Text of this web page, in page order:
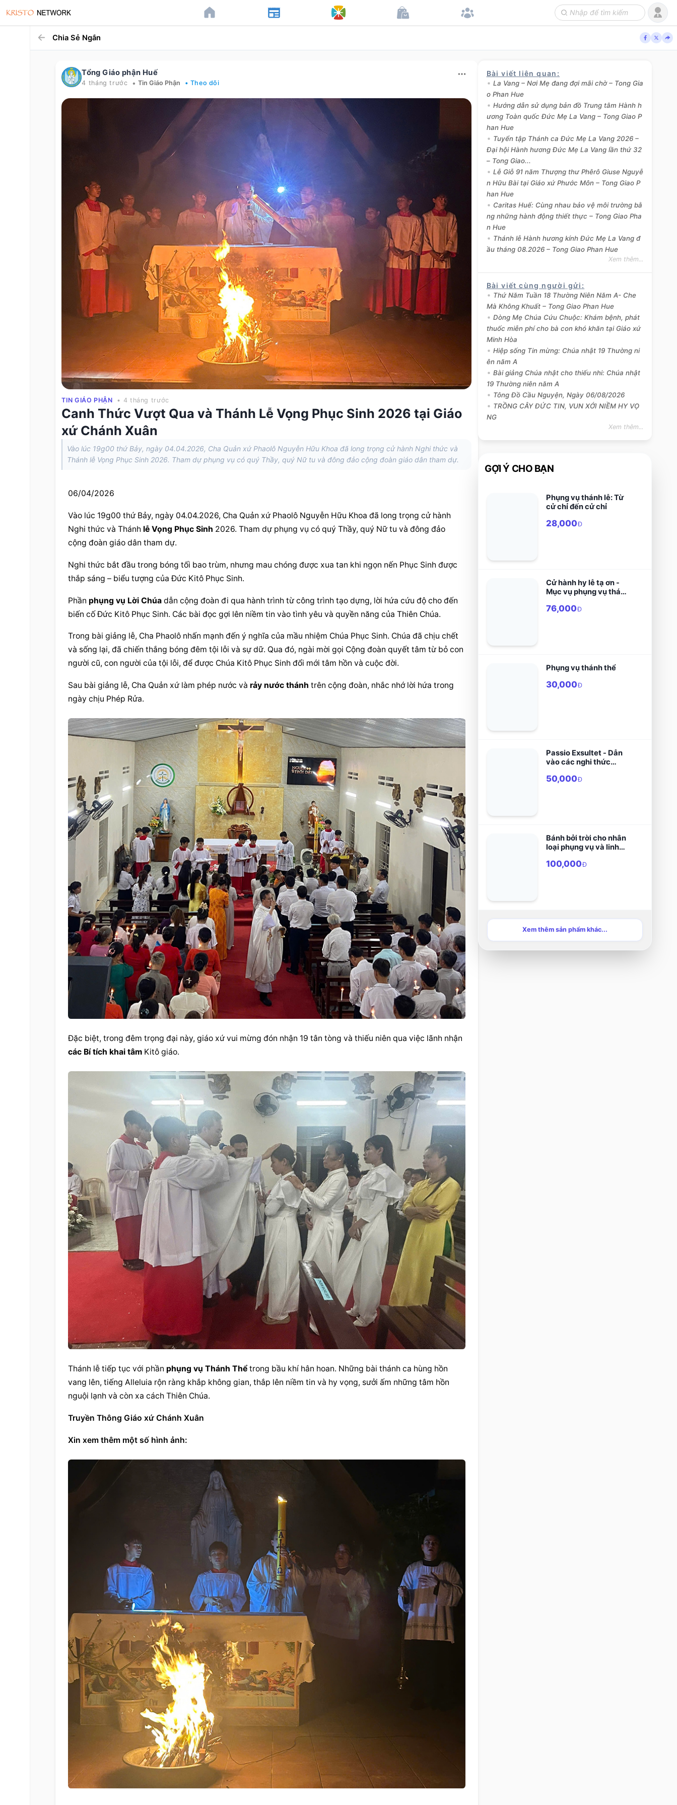
Chia Sẻ Ngắn
Tổng Giáo phận Huế
4 tháng trước • Tin Giáo Phận • Theo dõi
TIN GIÁO PHẬN • 4 tháng trước
Canh Thức Vượt Qua và Thánh Lễ Vọng Phục Sinh 2026 tại Giáo
xứ Chánh Xuân
Vào lúc 19g00 thứ Bảy, ngày 04.04.2026, Cha Quản xứ Phaolô Nguyễn Hữu Khoa đã long trọng cử hành Nghi thức và
Thánh lễ Vọng Phục Sinh 2026. Tham dự phụng vụ có quý Thầy, quý Nữ tu và đông đảo cộng đoàn giáo dân tham dự.
06/04/2026
Vào lúc 19g00 thứ Bảy, ngày 04.04.2026, Cha Quản xứ Phaolô Nguyễn Hữu Khoa đã long trọng cử hành
Nghi thức và Thánh lễ Vọng Phục Sinh 2026. Tham dự phụng vụ có quý Thầy, quý Nữ tu và đông đảo
cộng đoàn giáo dân tham dự.
Nghi thức bắt đầu trong bóng tối bao trùm, nhưng mau chóng được xua tan khi ngọn nến Phục Sinh được
thắp sáng – biểu tượng của Đức Kitô Phục Sinh.
Phần phụng vụ Lời Chúa dẫn cộng đoàn đi qua hành trình từ công trình tạo dựng, lời hứa cứu độ cho đến
biến cố Đức Kitô Phục Sinh. Các bài đọc gợi lên niềm tin vào tình yêu và quyền năng của Thiên Chúa.
Trong bài giảng lễ, Cha Phaolô nhấn mạnh đến ý nghĩa của mầu nhiệm Chúa Phục Sinh. Chúa đã chịu chết
và sống lại, đã chiến thắng bóng đêm tội lỗi và sự dữ. Qua đó, ngài mời gọi Cộng đoàn quyết tâm từ bỏ con
người cũ, con người của tội lỗi, để được Chúa Kitô Phục Sinh đổi mới tâm hồn và cuộc đời.
Sau bài giảng lễ, Cha Quản xứ làm phép nước và rảy nước thánh trên cộng đoàn, nhắc nhớ lời hứa trong
ngày chịu Phép Rửa.
các Bí tích khai tâm Kitô giáo.
Thánh lễ tiếp tục với phần phụng vụ Thánh Thể trong bầu khí hân hoan. Những bài thánh ca hùng hồn
vang lên, tiếng Alleluia rộn ràng khắp không gian, thắp lên niềm tin và hy vọng, sưởi ấm những tâm hồn
nguội lạnh và còn xa cách Thiên Chúa.
Truyền Thông Giáo xứ Chánh Xuân
Xin xem thêm một số hình ảnh:
Bài viết liên quan :
La Vang – Nơi Mẹ đang đợi mãi chờ – Tong Gia
o Phan Hue
Hướng dẫn sử dụng bản đồ Trung tâm Hành h
ương Toàn quốc Đức Mẹ La Vang – Tong Giao P
han Hue
Tuyển tập Thánh ca Đức Mẹ La Vang 2026 –
Đại hội Hành hương Đức Mẹ La Vang lần thứ 32
– Tong Giao...
Lễ Giỗ 91 năm Thượng thư Phêrô Giuse Nguyễ
n Hữu Bài tại Giáo xứ Phước Môn – Tong Giao P
han Hue
Caritas Huế: Cùng nhau bảo vệ môi trường bằ
ng những hành động thiết thực – Tong Giao Pha
n Hue
Thánh lễ Hành hương kính Đức Mẹ La Vang đ
ầu tháng 08.2026 – Tong Giao Phan Hue
Xem thêm...
Bài viết cùng người gửi :
Thứ Năm Tuần 18 Thường Niên Năm A- Che
Mà Không Khuất – Tong Giao Phan Hue
Dòng Mẹ Chúa Cứu Chuộc: Khám bệnh, phát
thuốc miễn phí cho bà con khó khăn tại Giáo xứ
Minh Hòa
Hiệp sống Tin mừng: Chúa nhật 19 Thường ni
ên năm A
Bài giảng Chúa nhật cho thiếu nhi: Chúa nhật
19 Thường niên năm A
Tông Đồ Cầu Nguyện, Ngày 06/08/2026
TRỒNG CÂY ĐỨC TIN, VUN XỚI NIỀM HY VỌ
NG
Xem thêm...
GỢI Ý CHO BẠN
Phụng vụ thánh lễ: Từ
cử chỉ đến cử chỉ
28,000Đ
Cử hành hy lễ tạ ơn -
Mục vụ phụng vụ thánh
76,000Đ
Phụng vụ thánh thể
30,000Đ
Passio Exsultet - Dẫn
vào các nghi thức
50,000Đ
Bánh bởi trời cho nhân
loại phụng vụ và linh
100,000Đ
Xem thêm sản phẩm khác...